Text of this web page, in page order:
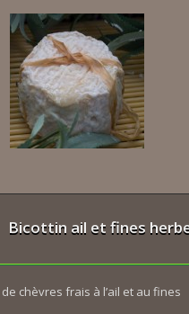
Bicottin ail et fines
chèvres frais à l’ail et au fines